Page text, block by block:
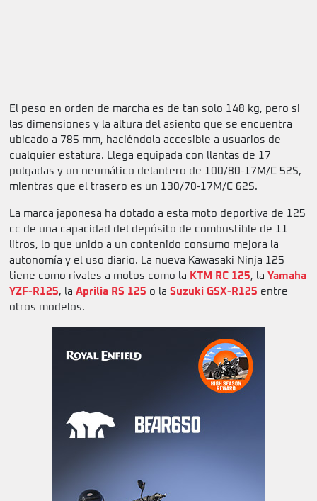
El peso en orden de marcha es de tan solo 148 kg, pero si
las dimensiones y la altura del asiento que se encuentra
ubicado a 785 mm, haciéndola accesible a usuarios de
cualquier estatura. Llega equipada con llantas de 17
pulgadas y un neumático delantero de 100/80-17M/C 52S,
mientras que el trasero es un 130/70-17M/C 62S.
La marca japonesa ha dotado a esta moto deportiva de 125
cc de una capacidad del depósito de combustible de 11
litros, lo que unido a un contenido consumo mejora la
autonomía y el uso diario. La nueva Kawasaki Ninja 125
tiene como rivales a motos como la KTM RC 125, la Yamaha
YZF-R125, la Aprilia RS 125 o la Suzuki GSX-R125 entre
otros modelos.